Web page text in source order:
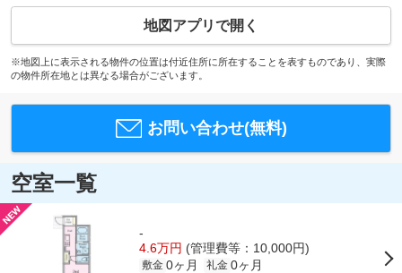
地図アプリで開く
※地図上に表示される物件の位置は付近住所に所在することを表すものであり、実際
の物件所在地とは異なる場合がございます。
お問い合わせ(無料)
空室一覧
-
4.6万円 (管理費等：10,000円)
敷金 0ヶ月 礼金 0ヶ月